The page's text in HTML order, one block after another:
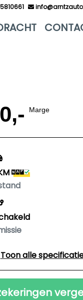
Marge
Toon alle